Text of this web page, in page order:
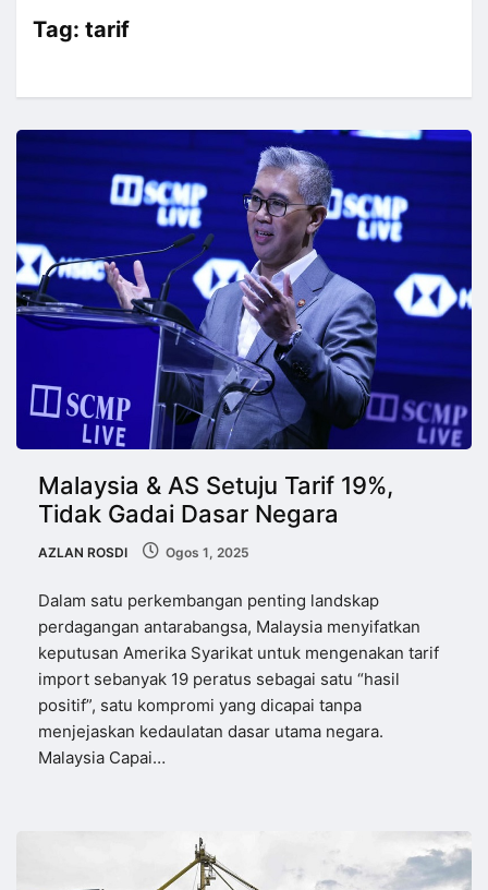
Tag: tarif
Malaysia & AS Setuju Tarif 19%,
Tidak Gadai Dasar Negara
AZLAN ROSDI Ogos 1, 2025
Dalam satu perkembangan penting landskap
perdagangan antarabangsa, Malaysia menyifatkan
keputusan Amerika Syarikat untuk mengenakan tarif
import sebanyak 19 peratus sebagai satu “hasil
positif”, satu kompromi yang dicapai tanpa
menjejaskan kedaulatan dasar utama negara.
Malaysia Capai…